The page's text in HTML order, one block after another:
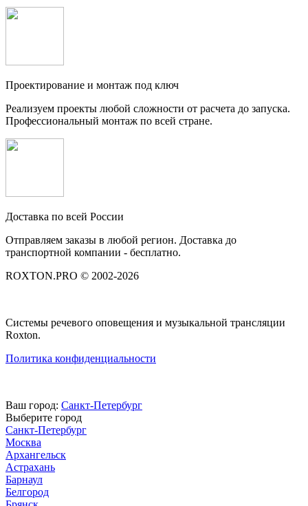
Проектирование и монтаж под ключ
Реализуем проекты любой сложности от расчета до запуска.
Профессиональный монтаж по всей стране.
Доставка по всей России
Отправляем заказы в любой регион. Доставка до
транспортной компании - бесплатно.
ROXTON.PRO © 2002-2026
Системы речевого оповещения и музыкальной трансляции
Roxton.
Политика конфиденциальности
Ваш город: Санкт-Петербург
Выберите город
Санкт-Петербург
Москва
Архангельск
Астрахань
Барнаул
Белгород